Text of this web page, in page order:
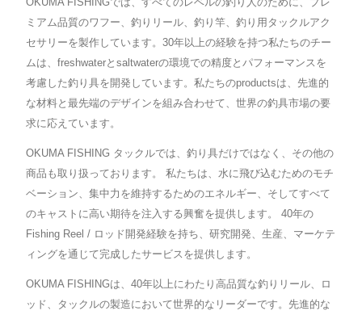
ミアム品質のワフー、釣りリール、釣り竿、釣り用タックルアク
セサリーを製作しています。30年以上の経験を持つ私たちのチー
ムは、freshwaterとsaltwaterの環境での精度とパフォーマンスを
考慮した釣り具を開発しています。私たちのproductsは、先進的
な材料と最先端のデザインを組み合わせて、世界の釣具市場の要
求に応えています。
OKUMA FISHING タックルでは、釣り具だけではなく、その他の
商品も取り扱っております。 私たちは、水に飛び込むためのモチ
ベーション、集中力を維持するためのエネルギー、そしてすべて
のキャストに高い期待を注入する興奮を提供します。 40年の
Fishing Reel / ロッド開発経験を持ち、研究開発、生産、マーケテ
ィングを通じて完成したサービスを提供します。
OKUMA FISHINGは、40年以上にわたり高品質な釣りリール、ロ
ッド、タックルの製造において世界的なリーダーです。先進的な